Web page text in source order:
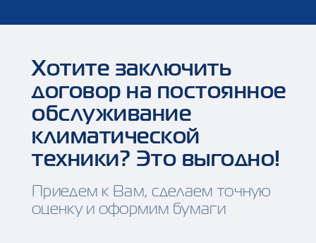
Хотите заключить
договор на постоянное
обслуживание
климатической
техники? Это выгодно!
Приедем к Вам, сделаем точную
оценку и оформим бумаги